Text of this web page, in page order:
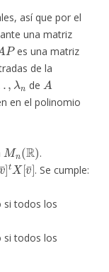
así que por el
una matriz
P
es una matriz
de la
,λn
de
A
en el polinomio
Mn (R)
.
]
. Se cumple:
si todos los
si todos los